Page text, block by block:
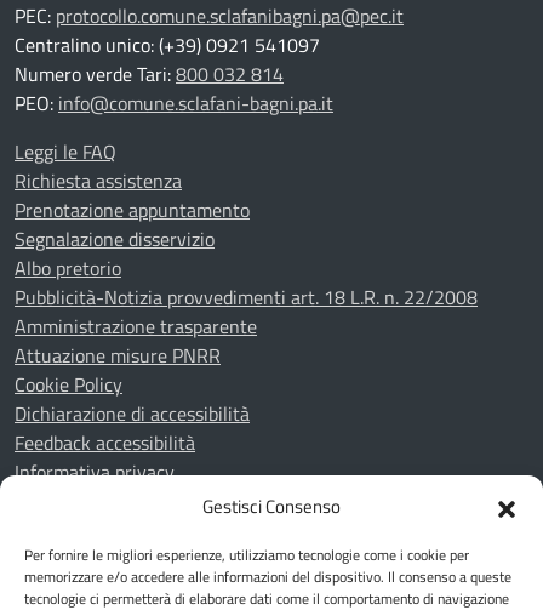
Gestisci Consenso
Per fornire le migliori esperienze, utilizziamo tecnologie come i cookie per
memorizzare e/o accedere alle informazioni del dispositivo. Il consenso a queste
tecnologie ci permetterà di elaborare dati come il comportamento di navigazione
PEC: protocollo.comune.sclafanibagni.pa@pec.it
Centralino unico: (+39) 0921 541097
Numero verde Tari:800 032 814
PEO: info@comune.sclafani-bagni.pa.it
Leggi le FAQ
Richiesta assistenza
Prenotazione appuntamento
Segnalazione disservizio
Albo pretorio
Pubblicità-Notizia provvedimenti art. 18 L.R. n. 22/2008
Amministrazione trasparente
Attuazione misure PNRR
Cookie Policy
Dichiarazione di accessibilità
Feedback accessibilità
Informativa privacy
Whistleblowing